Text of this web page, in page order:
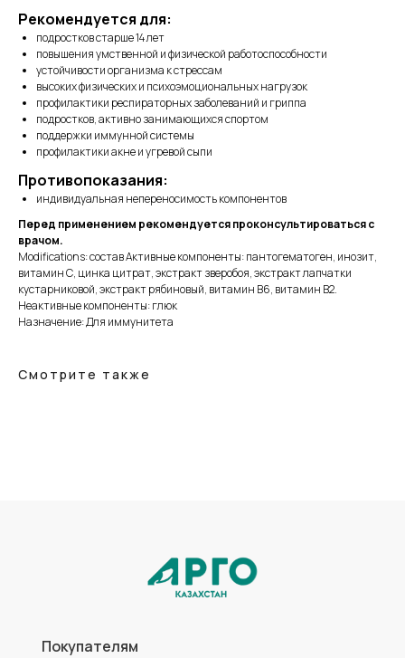
Рекомендуется для:
подростков старше 14 лет
повышения умственной и физической работоспособности
устойчивости организма к стрессам
высоких физических и психоэмоциональных нагрузок
профилактики респираторных заболеваний и гриппа
подростков, активно занимающихся спортом
поддержки иммунной системы
профилактики акне и угревой сыпи
Противопоказания:
индивидуальная непереносимость компонентов
Перед применением рекомендуется проконсультироваться с
врачом.
Modifications: состав Активные компоненты: пантогематоген, инозит,
витамин С, цинка цитрат, экстракт зверобоя, экстракт лапчатки
кустарниковой, экстракт рябиновый, витамин В6, витамин В2.
Неактивные компоненты: глюк
Назначение: Для иммунитета
Смотрите также
ЭМ-Курунга / Курунговит
Средства гигиены
Аптечка АРГО
Разработка сайта
Покупателям